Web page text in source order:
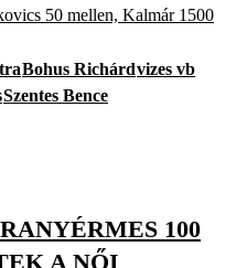
50 mellen, Kalmár 1500
Bohus Richárdvizes vb
Szentes Bence
100
A NŐI